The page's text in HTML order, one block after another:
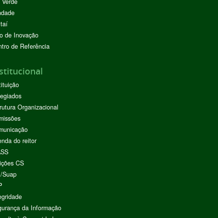
de Inovação
de Referência
Organizacional
do reitor
CS
Suap
da Informação